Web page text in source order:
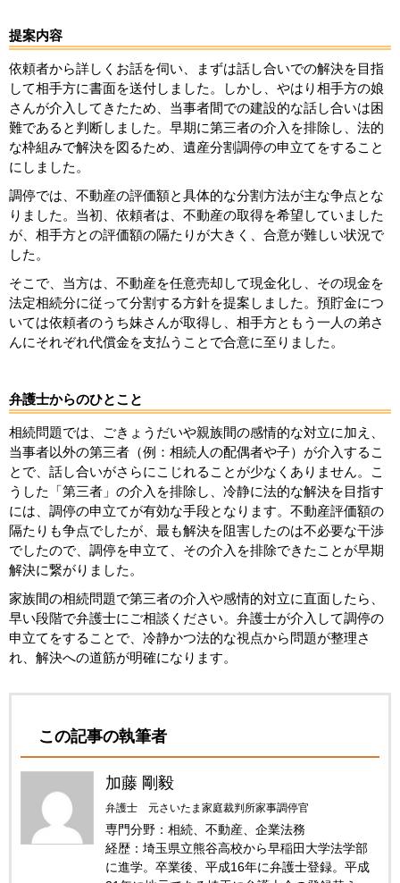
提案内容
依頼者から詳しくお話を伺い、まずは話し合いでの解決を目指
して相手方に書面を送付しました。しかし、やはり相手方の娘
さんが介入してきたため、当事者間での建設的な話し合いは困
難であると判断しました。早期に第三者の介入を排除し、法的
な枠組みで解決を図るため、遺産分割調停の申立てをすること
にしました。
調停では、不動産の評価額と具体的な分割方法が主な争点とな
りました。当初、依頼者は、不動産の取得を希望していました
が、相手方との評価額の隔たりが大きく、合意が難しい状況で
した。
そこで、当方は、不動産を任意売却して現金化し、その現金を
法定相続分に従って分割する方針を提案しました。預貯金につ
いては依頼者のうち妹さんが取得し、相手方ともう一人の弟さ
んにそれぞれ代償金を支払うことで合意に至りました。
弁護士からのひとこと
相続問題では、ごきょうだいや親族間の感情的な対立に加え、
当事者以外の第三者（例：相続人の配偶者や子）が介入するこ
とで、話し合いがさらにこじれることが少なくありません。こ
うした「第三者」の介入を排除し、冷静に法的な解決を目指す
には、調停の申立てが有効な手段となります。不動産評価額の
隔たりも争点でしたが、最も解決を阻害したのは不必要な干渉
でしたので、調停を申立て、その介入を排除できたことが早期
解決に繋がりました。
家族間の相続問題で第三者の介入や感情的対立に直面したら、
早い段階で弁護士にご相談ください。弁護士が介入して調停の
申立てをすることで、冷静かつ法的な視点から問題が整理さ
れ、解決への道筋が明確になります。
この記事の執筆者
加藤 剛毅
弁護士 元さいたま家庭裁判所家事調停官
専門分野：相続、不動産、企業法務
経歴：埼玉県立熊谷高校から早稲田大学法学部
に進学。卒業後、平成16年に弁護士登録。平成